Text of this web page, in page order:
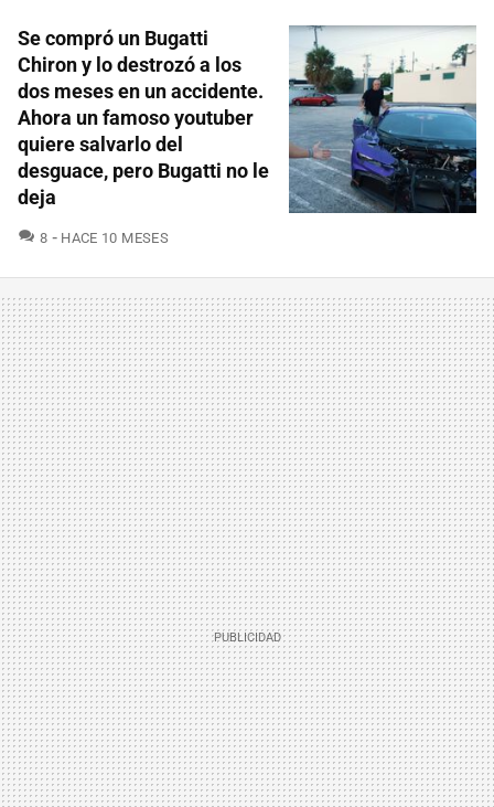
Se compró un Bugatti
Chiron y lo destrozó a los
dos meses en un accidente.
Ahora un famoso youtuber
quiere salvarlo del
desguace, pero Bugatti no le
deja
8 COMENTARIOS
HACE 10 MESES